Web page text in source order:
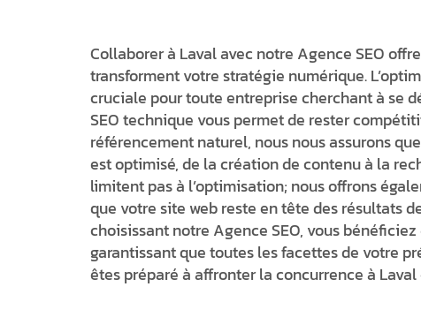
Collaborer à Laval avec notre Agence SEO
transforment votre stratégie numérique.
cruciale pour toute entreprise cherchant à se
SEO technique vous permet de rester
référencement naturel, nous nous assurons
est optimisé, de la création de contenu à la
limitent pas à l’optimisation; nous offrons
que votre site web reste en tête des résultats
choisissant notre Agence SEO, vous bénéficiez
garantissant que toutes les facettes de votre
êtes préparé à affronter la concurrence à